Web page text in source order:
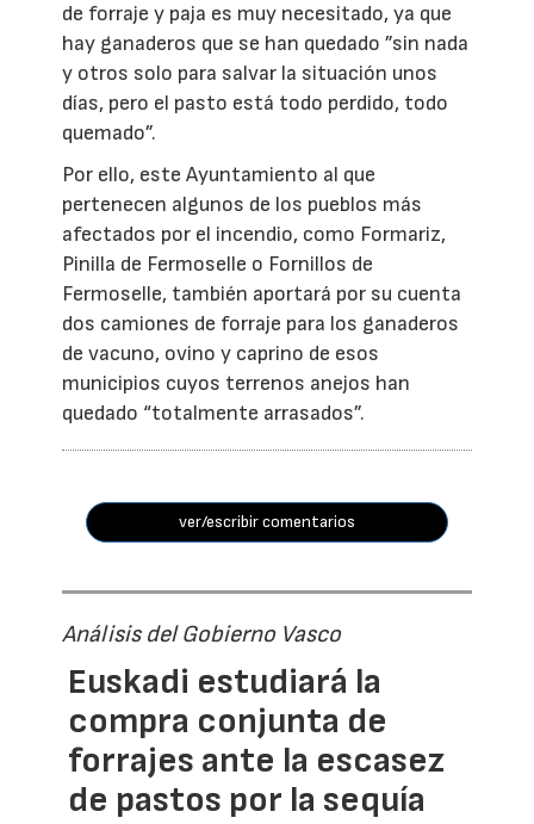
de forraje y paja es muy necesitado, ya que
hay ganaderos que se han quedado ”sin nada
y otros solo para salvar la situación unos
días, pero el pasto está todo perdido, todo
quemado”.
Por ello, este Ayuntamiento al que
pertenecen algunos de los pueblos más
afectados por el incendio, como Formariz,
Pinilla de Fermoselle o Fornillos de
Fermoselle, también aportará por su cuenta
dos camiones de forraje para los ganaderos
de vacuno, ovino y caprino de esos
municipios cuyos terrenos anejos han
quedado “totalmente arrasados”.
ver/escribir comentarios
Análisis del Gobierno Vasco
Euskadi estudiará la
compra conjunta de
forrajes ante la escasez
de pastos por la sequía